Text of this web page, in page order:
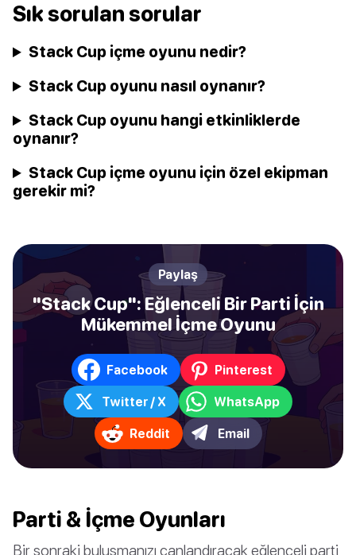
Sık sorulan sorular
Stack Cup içme oyunu nedir?
Stack Cup oyunu nasıl oynanır?
Stack Cup oyunu hangi etkinliklerde
oynanır?
Stack Cup içme oyunu için özel ekipman
gerekir mi?
Paylaş
"Stack Cup": Eğlenceli Bir Parti İçin
Mükemmel İçme Oyunu
Facebook Pinterest
Twitter / X WhatsApp
Reddit Email
Parti & İçme Oyunları
Bir sonraki buluşmanızı canlandıracak eğlenceli parti